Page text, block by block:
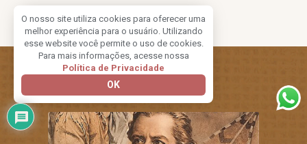
O nosso site utiliza cookies para oferecer uma
melhor experiência para o usuário. Utilizando
esse website você permite o uso de cookies.
Para mais informações, acesse nossa
Política de Privacidade
OK
Outros Artigos